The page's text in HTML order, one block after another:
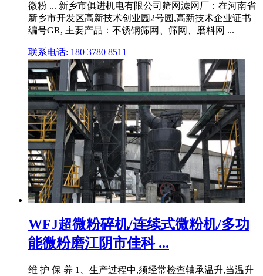
微粉 ... 新乡市俱进机电有限公司筛网滤网厂：在河南省
新乡市开发区高新技术创业园2号园,高新技术企业证书
编号GR, 主要产品：不锈钢筛网、筛网、磨料网 ...
联系电话: 180 3780 8511
WFJ超微粉碎机/连续式微粉机/多功
能微粉磨江阴市佳科 ...
维 护 保 养 1、生产过程中,须经常检查轴承温升,当温升